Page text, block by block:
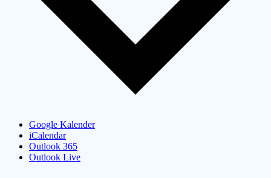
Google Kalender
iCalendar
Outlook 365
Outlook Live